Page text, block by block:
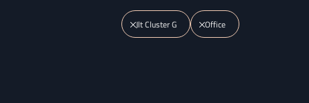
Office
Jlt Cluster G